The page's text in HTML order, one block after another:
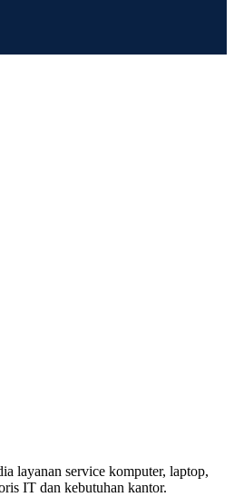
layanan service komputer, laptop,
IT dan kebutuhan kantor.